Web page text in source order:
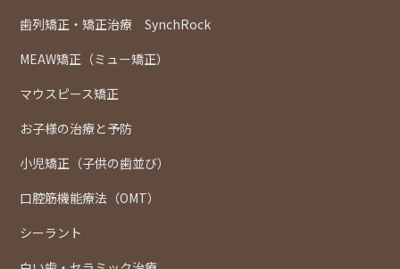
歯列矯正・矯正治療 SynchRock
MEAW矯正（ミュー矯正）
マウスピース矯正
お子様の治療と予防
小児矯正（子供の歯並び）
口腔筋機能療法（OMT）
シーラント